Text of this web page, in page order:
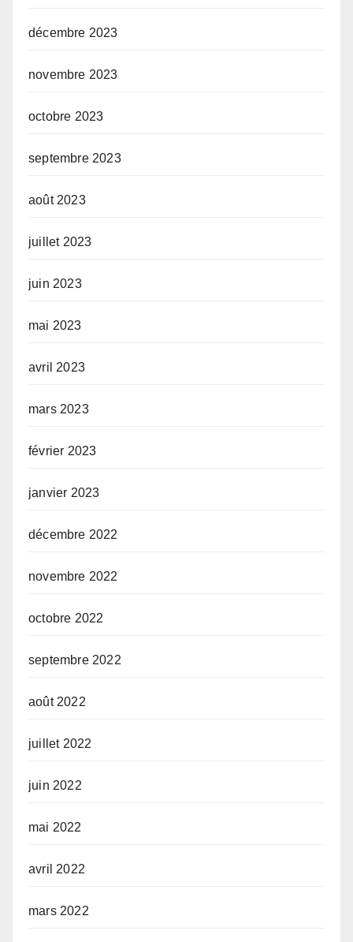
décembre 2023
novembre 2023
octobre 2023
septembre 2023
août 2023
juillet 2023
juin 2023
mai 2023
avril 2023
mars 2023
février 2023
janvier 2023
décembre 2022
novembre 2022
octobre 2022
septembre 2022
août 2022
juillet 2022
juin 2022
mai 2022
avril 2022
mars 2022